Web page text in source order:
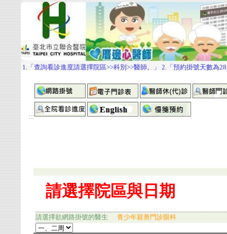
:::
請選擇欲網路掛號的醫生 青少年親善門診眼科